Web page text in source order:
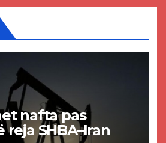
nafta pas
SHBA–Iran